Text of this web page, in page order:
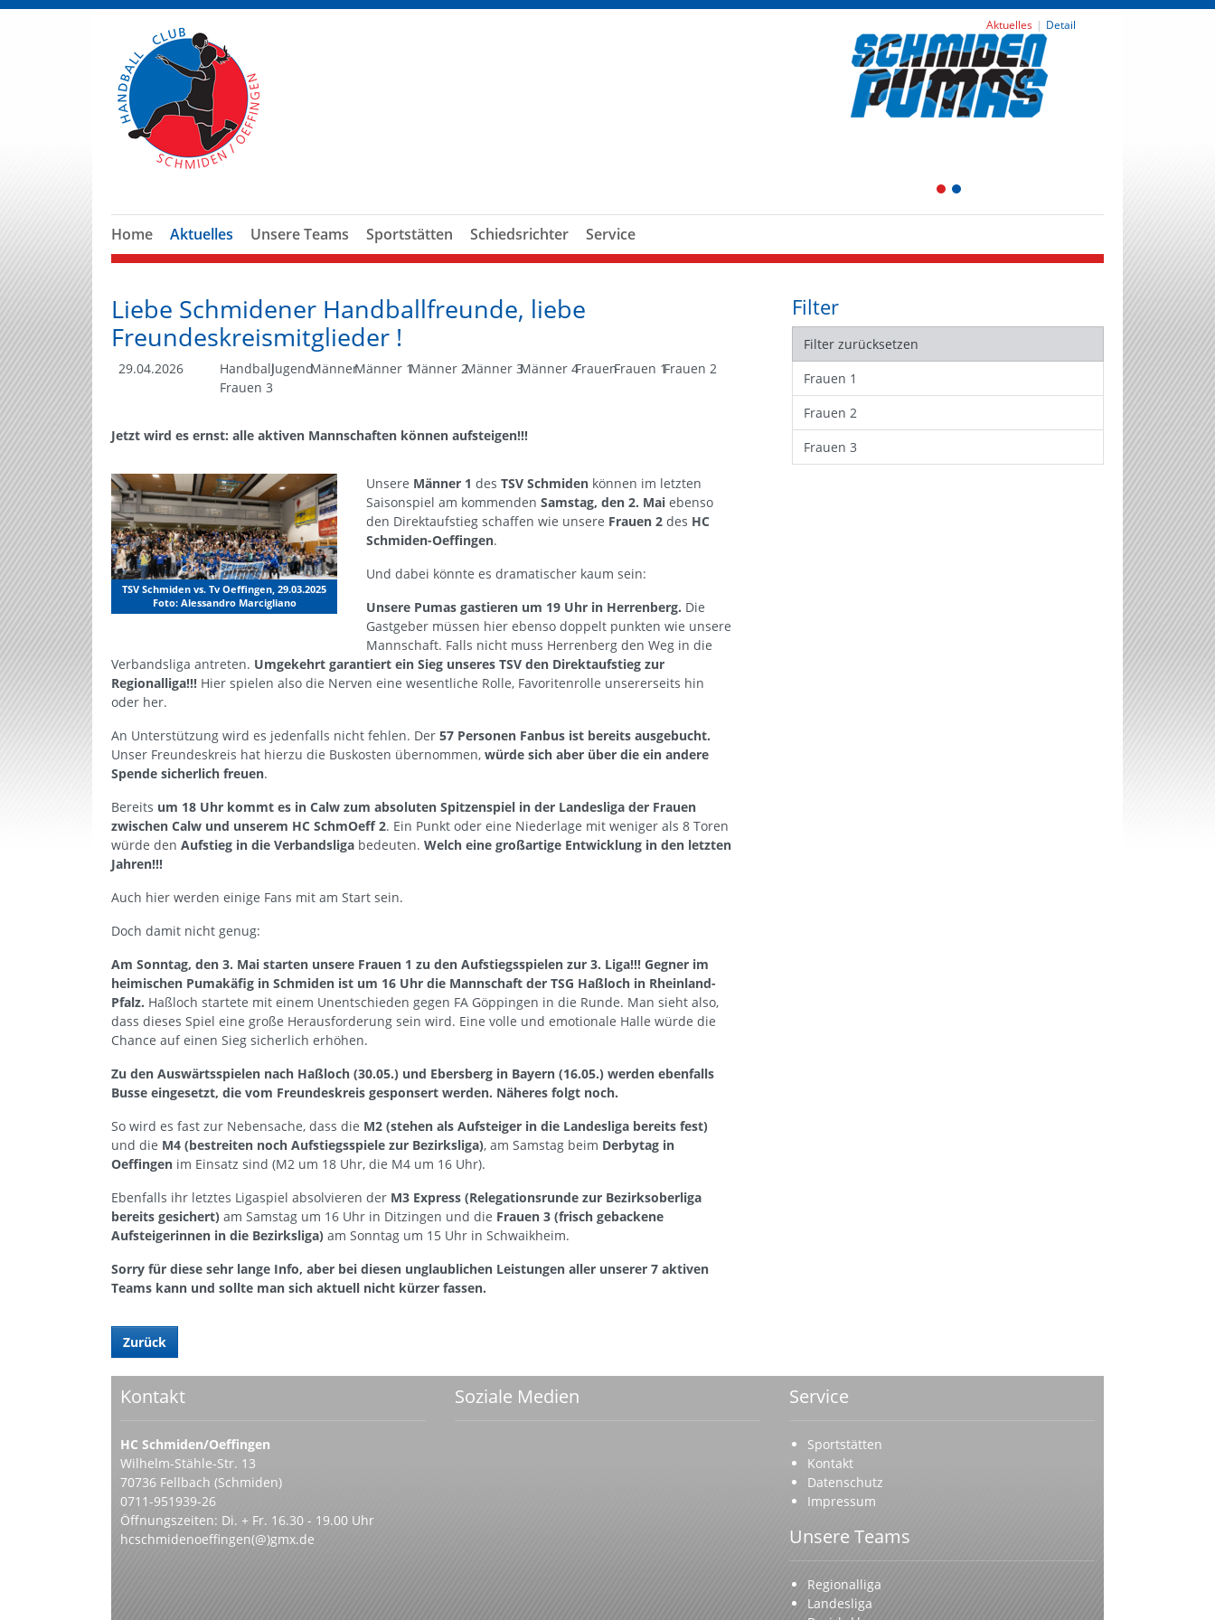
Aktuelles Detail
1 2
Home Aktuelles Unsere Teams Sportstätten Schiedsrichter Service
Liebe Schmidener Handballfreunde, liebe
Freundeskreismitglieder !
29.04.2026 HandballJugendMännerMänner 1Männer 2Männer 3Männer 4FrauenFrauen 1Frauen 2
Frauen 3
Jetzt wird es ernst: alle aktiven Mannschaften können aufsteigen!!!
TSV Schmiden vs. Tv Oeffingen, 29.03.2025
Foto: Alessandro Marcigliano
Unsere Männer 1 des TSV Schmiden können im letzten
Saisonspiel am kommenden Samstag, den 2. Mai ebenso
den Direktaufstieg schaffen wie unsere Frauen 2 des HC
Schmiden-Oeffingen.
Und dabei könnte es dramatischer kaum sein:
Unsere Pumas gastieren um 19 Uhr in Herrenberg. Die
Gastgeber müssen hier ebenso doppelt punkten wie unsere
Mannschaft. Falls nicht muss Herrenberg den Weg in die
Verbandsliga antreten. Umgekehrt garantiert ein Sieg unseres TSV den Direktaufstieg zur
Regionalliga!!! Hier spielen also die Nerven eine wesentliche Rolle, Favoritenrolle unsererseits hin
oder her.
An Unterstützung wird es jedenfalls nicht fehlen. Der 57 Personen Fanbus ist bereits ausgebucht.
Unser Freundeskreis hat hierzu die Buskosten übernommen, würde sich aber über die ein andere
Spende sicherlich freuen.
Bereits um 18 Uhr kommt es in Calw zum absoluten Spitzenspiel in der Landesliga der Frauen
zwischen Calw und unserem HC SchmOeff 2. Ein Punkt oder eine Niederlage mit weniger als 8 Toren
würde den Aufstieg in die Verbandsliga bedeuten. Welch eine großartige Entwicklung in den letzten
Jahren!!!
Auch hier werden einige Fans mit am Start sein.
Doch damit nicht genug:
Am Sonntag, den 3. Mai starten unsere Frauen 1 zu den Aufstiegsspielen zur 3. Liga!!! Gegner im
heimischen Pumakäfig in Schmiden ist um 16 Uhr die Mannschaft der TSG Haßloch in Rheinland-
Pfalz. Haßloch startete mit einem Unentschieden gegen FA Göppingen in die Runde. Man sieht also,
dass dieses Spiel eine große Herausforderung sein wird. Eine volle und emotionale Halle würde die
Chance auf einen Sieg sicherlich erhöhen.
Zu den Auswärtsspielen nach Haßloch (30.05.) und Ebersberg in Bayern (16.05.) werden ebenfalls
Busse eingesetzt, die vom Freundeskreis gesponsert werden. Näheres folgt noch.
So wird es fast zur Nebensache, dass die M2 (stehen als Aufsteiger in die Landesliga bereits fest)
und die M4 (bestreiten noch Aufstiegsspiele zur Bezirksliga), am Samstag beim Derbytag in
Oeffingen im Einsatz sind (M2 um 18 Uhr, die M4 um 16 Uhr).
Ebenfalls ihr letztes Ligaspiel absolvieren der M3 Express (Relegationsrunde zur Bezirksoberliga
bereits gesichert) am Samstag um 16 Uhr in Ditzingen und die Frauen 3 (frisch gebackene
Aufsteigerinnen in die Bezirksliga) am Sonntag um 15 Uhr in Schwaikheim.
Sorry für diese sehr lange Info, aber bei diesen unglaublichen Leistungen aller unserer 7 aktiven
Teams kann und sollte man sich aktuell nicht kürzer fassen.
Zurück
Filter
Filter zurücksetzen
Frauen 1
Frauen 2
Frauen 3
Kontakt
HC Schmiden/Oeffingen
Wilhelm-Stähle-Str. 13
70736 Fellbach (Schmiden)
0711-951939-26
Öffnungszeiten: Di. + Fr. 16.30 - 19.00 Uhr
hcschmidenoeffingen(@)gmx.de
Soziale Medien Service
Sportstätten
Kontakt
Datenschutz
Impressum
Unsere Teams
Regionalliga
Landesliga